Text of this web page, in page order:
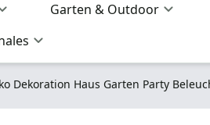
Garten & Outdoor
Dekoration Haus Garten Party